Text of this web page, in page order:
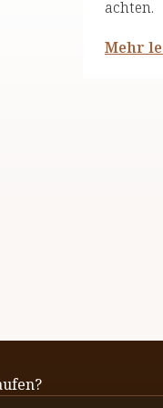
achten.
Mehr